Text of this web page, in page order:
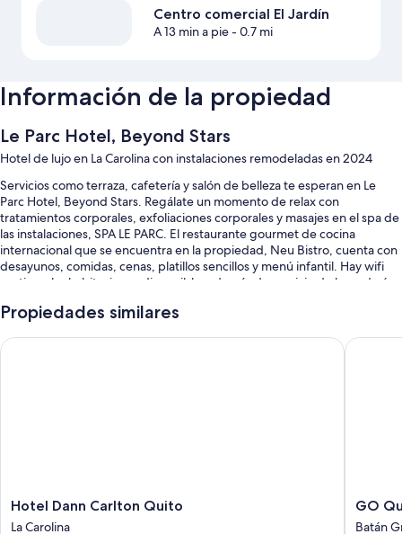
Centro comercial El Jardín
A 13 min a pie- 0.7 mi
Información de la propiedad
Le Parc Hotel, Beyond Stars
Hotel de lujo en La Carolina con instalaciones remodeladas en 2024
Servicios como terraza, cafetería y salón de belleza te esperan en Le
Parc Hotel, Beyond Stars. Regálate un momento de relax con
tratamientos corporales, exfoliaciones corporales y masajes en el spa de
las instalaciones, SPA LE PARC. El restaurante gourmet de cocina
internacional que se encuentra en la propiedad, Neu Bistro, cuenta con
desayunos, comidas, cenas, platillos sencillos y menú infantil. Hay wifi
gratis en las habitaciones disponible, además de servicio de lavandería o
También encontrarás otros servicios, como:
Características de la habitación
Propiedades similares
Hotel
Dann
Hotel Dann Carlton Quito
La Carolina
Hotel Dann Carlton Quito
GO
Quito
GO
Batán
GO